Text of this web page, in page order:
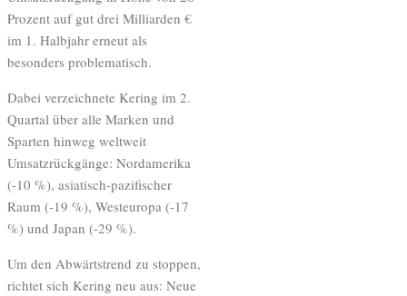
Prozent auf gut drei Milliarden €
im 1. Halbjahr erneut als
besonders problematisch.
Dabei verzeichnete Kering im 2.
Quartal über alle Marken und
Sparten hinweg weltweit
Umsatzrückgänge: Nordamerika
(-10 %), asiatisch-pazifischer
Raum (-19 %), Westeuropa (-17
%) und Japan (-29 %).
Um den Abwärtstrend zu stoppen,
richtet sich Kering neu aus: Neue